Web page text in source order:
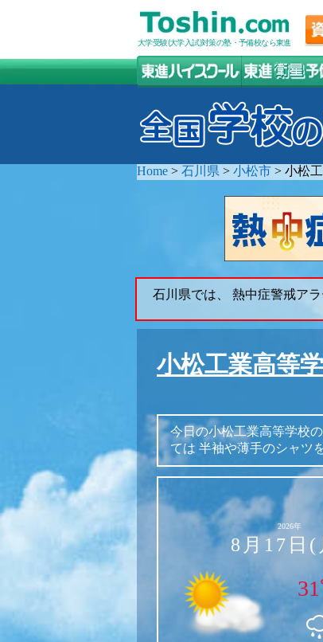
大学受験(大学入試)対策の塾・予備校なら東進
Home > 石川県 > 小松市 > 小松
石川県では、 熱中症警戒ア
小松工業高等
今日の小松工業高等学校
ては 半袖や薄手のシャツ
2026年
8月17日